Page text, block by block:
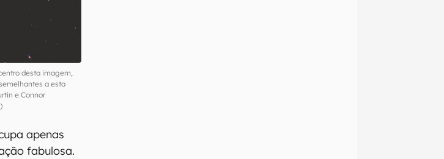
desta imagem,
a esta
e Connor
apenas
fabulosa.